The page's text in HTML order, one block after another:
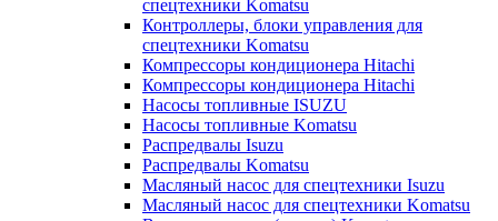
спецтехники Komatsu
Контроллеры, блоки управления для
спецтехники Komatsu
Компрессоры кондиционера Hitachi
Компрессоры кондиционера Hitachi
Насосы топливные ISUZU
Насосы топливные Komatsu
Распредвалы Isuzu
Распредвалы Komatsu
Масляный насос для спецтехники Isuzu
Масляный насос для спецтехники Komatsu